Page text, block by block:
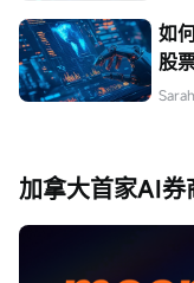
如
股
加拿大首家AI券